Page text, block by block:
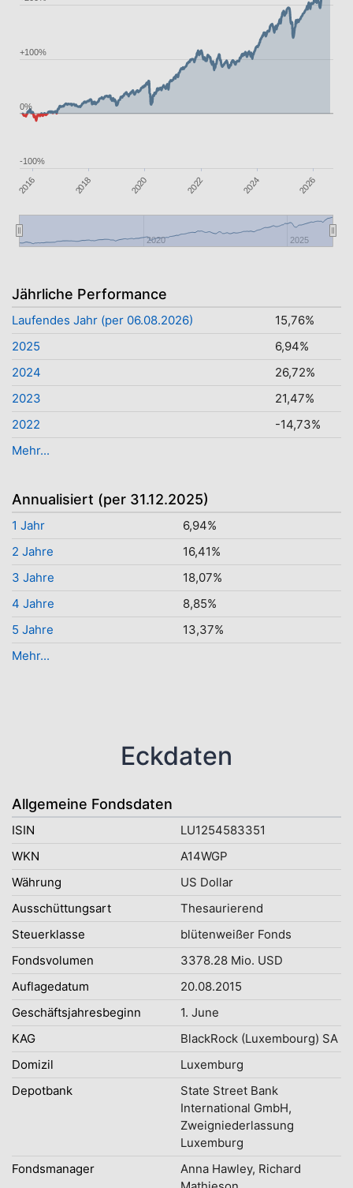
2016 2018 2020 2022 2024 2026
2020 2025
0%
+100%
-100%
Jährliche Performance
Laufendes Jahr (per 06.08.2026)
15,76%
2025
6,94%
2024
26,72%
2023
21,47%
2022
-14,73%
Mehr...
Annualisiert (per 31.12.2025)
1 Jahr
6,94%
2 Jahre
16,41%
3 Jahre
18,07%
4 Jahre
8,85%
5 Jahre
13,37%
Mehr...
Eckdaten
Allgemeine Fondsdaten
ISIN
LU1254583351
WKN
A14WGP
Währung
US Dollar
Ausschüttungsart
Thesaurierend
Steuerklasse
blütenweißer Fonds
Fondsvolumen
3378.28 Mio. USD
Auflagedatum
20.08.2015
Geschäftsjahresbeginn
1. June
KAG
BlackRock (Luxembourg) SA
Domizil
Luxemburg
Depotbank
State Street Bank
International GmbH,
Zweigniederlassung
Luxemburg
Fondsmanager
Anna Hawley, Richard